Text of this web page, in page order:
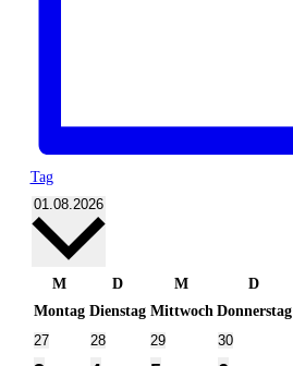
Tag
01.08.2026
Kalender
von
Veranstaltungen
M
Montag
D
Dienstag
M
Mittwoch
D
Donnerstag
0
27
0
28
0
29
0
30